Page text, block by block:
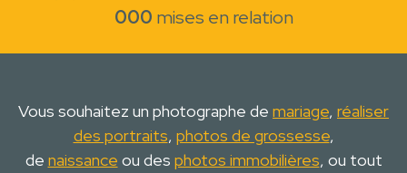
000 mises en relation
Vous souhaitez un photographe de mariage, réaliser
des portraits, photos de grossesse,
de naissance ou des photos immobilières, ou tout